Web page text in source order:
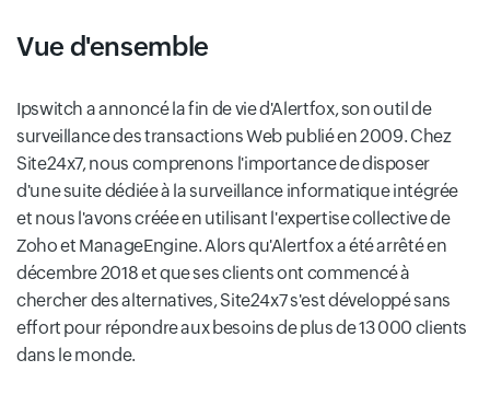
Vue d'ensemble
Ipswitch a annoncé la fin de vie d'Alertfox, son outil de
surveillance des transactions Web publié en 2009. Chez
Site24x7, nous comprenons l'importance de disposer
d'une suite dédiée à la surveillance informatique intégrée
et nous l'avons créée en utilisant l'expertise collective de
Zoho et ManageEngine. Alors qu'Alertfox a été arrêté en
décembre 2018 et que ses clients ont commencé à
chercher des alternatives, Site24x7 s'est développé sans
effort pour répondre aux besoins de plus de 13 000 clients
dans le monde.